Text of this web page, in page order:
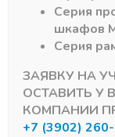
Серия
шкафов
Серия
ЗАЯВКУ НА
ОСТАВИТЬ У
КОМПАНИИ
+7 (3902)